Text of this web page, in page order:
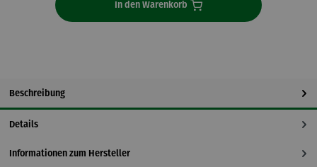
In den Warenkorb
Beschreibung
Details
Informationen zum Hersteller